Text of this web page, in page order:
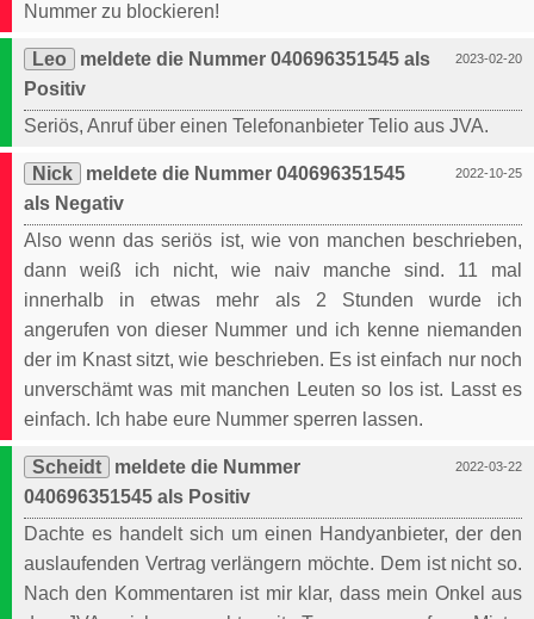
Nummer zu blockieren!
2023-02-20
Leo
meldete die Nummer 040696351545 als
Positiv
Seriös, Anruf über einen Telefonanbieter Telio aus JVA.
2022-10-25
Nick
meldete die Nummer 040696351545
als Negativ
Also wenn das seriös ist, wie von manchen beschrieben,
dann weiß ich nicht, wie naiv manche sind. 11 mal
innerhalb in etwas mehr als 2 Stunden wurde ich
angerufen von dieser Nummer und ich kenne niemanden
der im Knast sitzt, wie beschrieben. Es ist einfach nur noch
unverschämt was mit manchen Leuten so los ist. Lasst es
einfach. Ich habe eure Nummer sperren lassen.
2022-03-22
Scheidt
meldete die Nummer
040696351545 als Positiv
Dachte es handelt sich um einen Handyanbieter, der den
auslaufenden Vertrag verlängern möchte. Dem ist nicht so.
Nach den Kommentaren ist mir klar, dass mein Onkel aus